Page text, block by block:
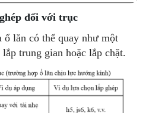
đối với trục
lăn có thể quay như một
trung gian hoặc lắp chặt.